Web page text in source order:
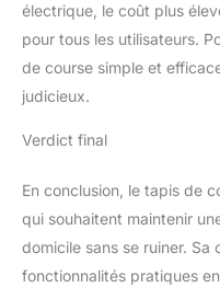
électrique, le coût plus
pour tous les utilisateurs.
de course simple et
judicieux.
Verdict final
En conclusion, le tapis de
qui souhaitent maintenir
domicile sans se ruiner.
fonctionnalités pratiques